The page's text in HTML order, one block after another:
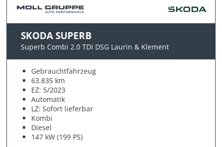
SKODA SUPERB
Superb Combi 2.0 TDI DSG Laurin & Klement
Gebrauchtfahrzeug
63.835 km
EZ: 5/2023
Automatik
LZ: Sofort lieferbar
Kombi
Diesel
147 kW (199 PS)